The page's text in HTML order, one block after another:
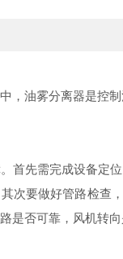
油雾分离器是控制
先需完成设备定位
次要做好管路检查
是否可靠，风机转